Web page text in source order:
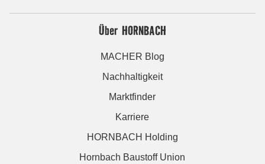
Über HORNBACH
MACHER Blog
Nachhaltigkeit
Marktfinder
Karriere
HORNBACH Holding
Hornbach Baustoff Union